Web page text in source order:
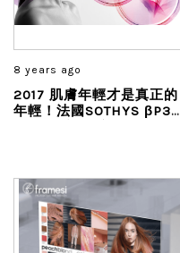
8 years ago
2017 肌膚年輕才是真正的
年輕！法國SOTHYS βP3青